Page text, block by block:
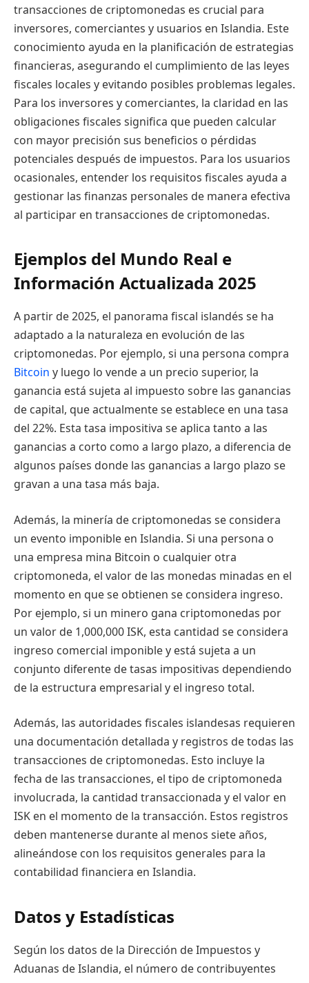
transacciones de criptomonedas es crucial para
inversores, comerciantes y usuarios en Islandia. Este
conocimiento ayuda en la planificación de estrategias
financieras, asegurando el cumplimiento de las leyes
fiscales locales y evitando posibles problemas legales.
Para los inversores y comerciantes, la claridad en las
obligaciones fiscales significa que pueden calcular
con mayor precisión sus beneficios o pérdidas
potenciales después de impuestos. Para los usuarios
ocasionales, entender los requisitos fiscales ayuda a
gestionar las finanzas personales de manera efectiva
al participar en transacciones de criptomonedas.
Ejemplos del Mundo Real e
Información Actualizada 2025
A partir de 2025, el panorama fiscal islandés se ha
adaptado a la naturaleza en evolución de las
criptomonedas. Por ejemplo, si una persona compra
Bitcoin y luego lo vende a un precio superior, la
ganancia está sujeta al impuesto sobre las ganancias
de capital, que actualmente se establece en una tasa
del 22%. Esta tasa impositiva se aplica tanto a las
ganancias a corto como a largo plazo, a diferencia de
algunos países donde las ganancias a largo plazo se
gravan a una tasa más baja.
Además, la minería de criptomonedas se considera
un evento imponible en Islandia. Si una persona o
una empresa mina Bitcoin o cualquier otra
criptomoneda, el valor de las monedas minadas en el
momento en que se obtienen se considera ingreso.
Por ejemplo, si un minero gana criptomonedas por
un valor de 1,000,000 ISK, esta cantidad se considera
ingreso comercial imponible y está sujeta a un
conjunto diferente de tasas impositivas dependiendo
de la estructura empresarial y el ingreso total.
Además, las autoridades fiscales islandesas requieren
una documentación detallada y registros de todas las
transacciones de criptomonedas. Esto incluye la
fecha de las transacciones, el tipo de criptomoneda
involucrada, la cantidad transaccionada y el valor en
ISK en el momento de la transacción. Estos registros
deben mantenerse durante al menos siete años,
alineándose con los requisitos generales para la
contabilidad financiera en Islandia.
Datos y Estadísticas
Según los datos de la Dirección de Impuestos y
Aduanas de Islandia, el número de contribuyentes